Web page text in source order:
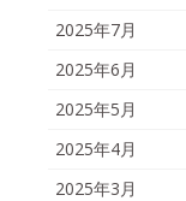
2025年7月
2025年6月
2025年5月
2025年4月
2025年3月